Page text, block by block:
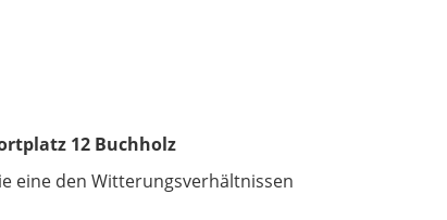
12 Buchholz
eine den Witterungsverhältnissen